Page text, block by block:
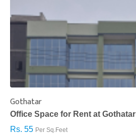
Gothatar
Office Space for Rent at Gothatar
Rs. 55 Per Sq.Feet